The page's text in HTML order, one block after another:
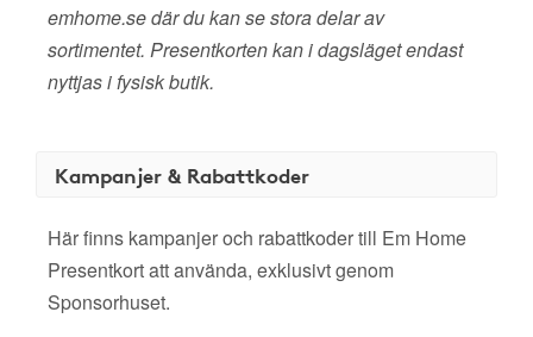
emhome.se där du kan se stora delar av
sortimentet. Presentkorten kan i dagsläget endast
nyttjas i fysisk butik.
Kampanjer & Rabattkoder
Här finns kampanjer och rabattkoder till Em Home
Presentkort att använda, exklusivt genom
Sponsorhuset.